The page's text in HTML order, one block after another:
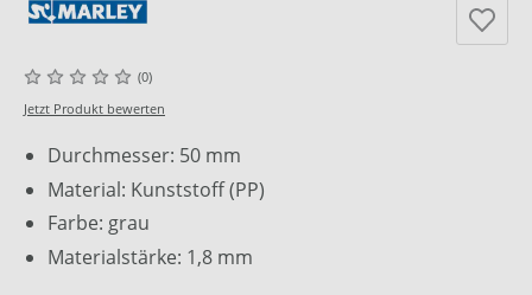
(0)
Jetzt Produkt bewerten
Durchmesser: 50 mm
Material: Kunststoff (PP)
Farbe: grau
Materialstärke: 1,8 mm